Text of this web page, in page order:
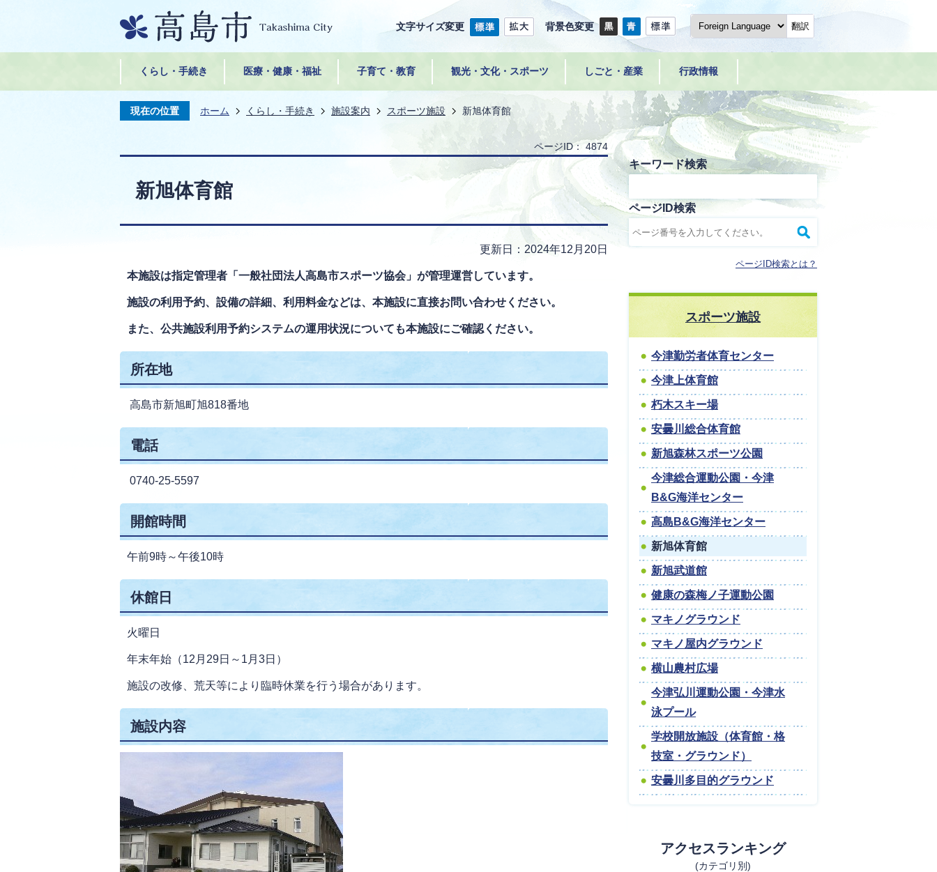
文字サイズ変更 背景色変更 翻訳
くらし・手続き 医療・健康・福祉 子育て・教育 観光・文化・スポーツ しごと・産業 行政情報
現在の位置 ホーム くらし・手続き 施設案内 スポーツ施設 新旭体育館
ページID： 4874
新旭体育館
更新日：2024年12月20日
本施設は指定管理者「一般社団法人高島市スポーツ協会」が管理運営しています。
施設の利用予約、設備の詳細、利用料金などは、本施設に直接お問い合わせください。
また、公共施設利用予約システムの運用状況についても本施設にご確認ください。
所在地
高島市新旭町旭818番地
電話
0740-25-5597
開館時間
午前9時～午後10時
休館日
火曜日
年末年始（12月29日～1月3日）
施設の改修、荒天等により臨時休業を行う場合があります。
施設内容
キーワード検索
ページID検索
ページID検索とは？
スポーツ施設
今津勤労者体育センター
今津上体育館
朽木スキー場
安曇川総合体育館
新旭森林スポーツ公園
今津総合運動公園・今津
B&G海洋センター
高島B&G海洋センター
新旭体育館
新旭武道館
健康の森梅ノ子運動公園
マキノグラウンド
マキノ屋内グラウンド
横山農村広場
今津弘川運動公園・今津水
泳プール
学校開放施設（体育館・格
技室・グラウンド）
安曇川多目的グラウンド
アクセスランキング
(カテゴリ別)